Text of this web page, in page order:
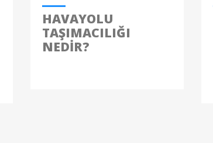
HAVAYOLU
TAŞIMACILIĞI
NEDIR?